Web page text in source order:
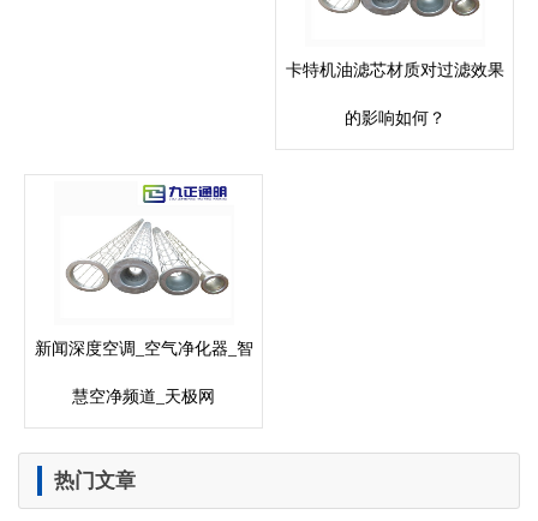
卡特机油滤芯材质对过滤效果
的影响如何？
新闻深度空调_空气净化器_智
慧空净频道_天极网
热门文章